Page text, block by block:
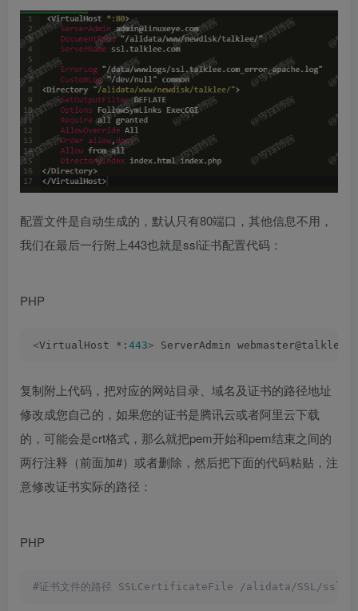
配置文件是自动生成的，默认只有80端口，其他信息不用，
我们在最后一行附上443也就是ssl证书配置代码：
PHP
<VirtualHost *: 443> ServerAdmin webmaster@talklee.
复制附上代码，把对应的网站目录、域名及证书的路径地址
修改成您自己的，如果您的证书是腾讯云或者阿里云下载
的，可能会是crt格式，那么就把pem开始和pem结束之间的
两行注释（前面加#）或者删除，然后把下面的代码粘贴，注
意修改证书实际的路径：
PHP
#证书文件的路径 SSLCertificateFile /alidata/SSL/